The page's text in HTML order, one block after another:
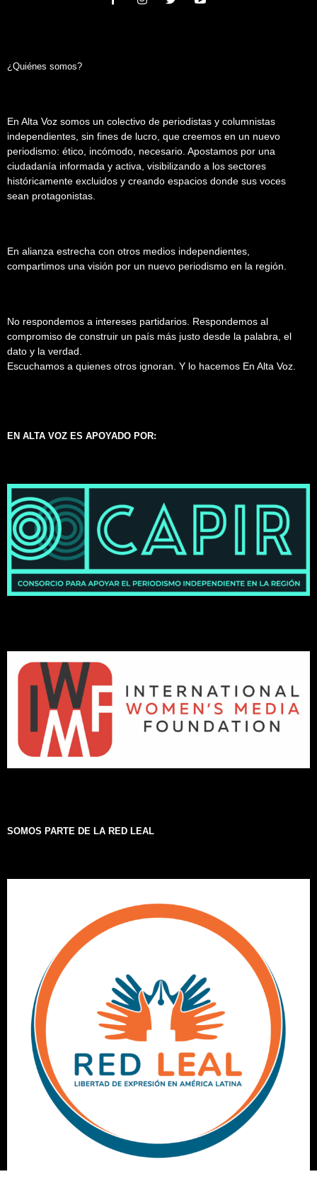
¿Quiénes somos?
En Alta Voz somos un colectivo de periodistas y columnistas
independientes, sin fines de lucro, que creemos en un nuevo
periodismo: ético, incómodo, necesario. Apostamos por una
ciudadanía informada y activa, visibilizando a los sectores
históricamente excluidos y creando espacios donde sus voces
sean protagonistas.
En alianza estrecha con otros medios independientes,
compartimos una visión por un nuevo periodismo en la región.
No respondemos a intereses partidarios. Respondemos al
compromiso de construir un país más justo desde la palabra, el
dato y la verdad.
Escuchamos a quienes otros ignoran. Y lo hacemos En Alta Voz.
EN ALTA VOZ ES APOYADO POR:
SOMOS PARTE DE LA RED LEAL